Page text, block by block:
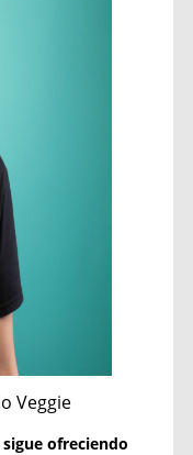
Veggie
sigue ofreciendo